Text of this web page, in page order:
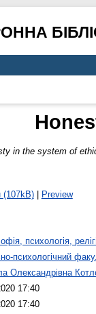
in the system of
(107kB)| Preview
психологія,
психологічний
Олександрівна
17:40
17:40